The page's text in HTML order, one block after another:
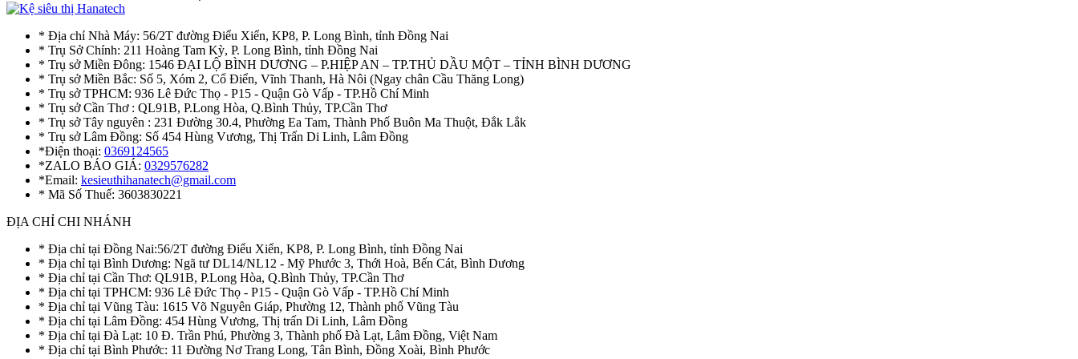
* Địa chỉ Nhà Máy: 56/2T đường Điểu Xiển, KP8, P. Long Bình, tỉnh Đồng Nai
* Trụ Sở Chính: 211 Hoàng Tam Kỳ, P. Long Bình, tỉnh Đồng Nai
* Trụ sở Miền Đông: 1546 ĐẠI LỘ BÌNH DƯƠNG – P.HIỆP AN – TP.THỦ DẦU MỘT – TỈNH BÌNH DƯƠNG
* Trụ sở Miền Bắc: Số 5, Xóm 2, Cổ Điển, Vĩnh Thanh, Hà Nôi (Ngay chân Cầu Thăng Long)
* Trụ sở TPHCM: 936 Lê Đức Thọ - P15 - Quận Gò Vấp - TP.Hồ Chí Minh
* Trụ sở Cần Thơ : QL91B, P.Long Hòa, Q.Bình Thủy, TP.Cần Thơ
* Trụ sở Tây nguyên : 231 Đường 30.4, Phường Ea Tam, Thành Phố Buôn Ma Thuột, Đắk Lắk
* Trụ sở Lâm Đồng: Số 454 Hùng Vương, Thị Trấn Di Linh, Lâm Đồng
*Điện thoại: 0369124565
*ZALO BÁO GIÁ: 0329576282
*Email: kesieuthihanatech@gmail.com
* Mã Số Thuế: 3603830221
ĐỊA CHỈ CHI NHÁNH
* Địa chỉ tại Đồng Nai:56/2T đường Điểu Xiển, KP8, P. Long Bình, tỉnh Đồng Nai
* Địa chỉ tại Bình Dương: Ngã tư DL14/NL12 - Mỹ Phước 3, Thới Hoà, Bến Cát, Bình Dương
* Địa chỉ tại Cần Thơ: QL91B, P.Long Hòa, Q.Bình Thủy, TP.Cần Thơ
* Địa chỉ tại TPHCM: 936 Lê Đức Thọ - P15 - Quận Gò Vấp - TP.Hồ Chí Minh
* Địa chỉ tại Vũng Tàu: 1615 Võ Nguyên Giáp, Phường 12, Thành phố Vũng Tàu
* Địa chỉ tại Lâm Đồng: 454 Hùng Vương, Thị trấn Di Linh, Lâm Đồng
* Địa chỉ tại Đà Lạt: 10 Đ. Trần Phú, Phường 3, Thành phố Đà Lạt, Lâm Đồng, Việt Nam
* Địa chỉ tại Bình Phước: 11 Đường Nơ Trang Long, Tân Bình, Đồng Xoài, Bình Phước